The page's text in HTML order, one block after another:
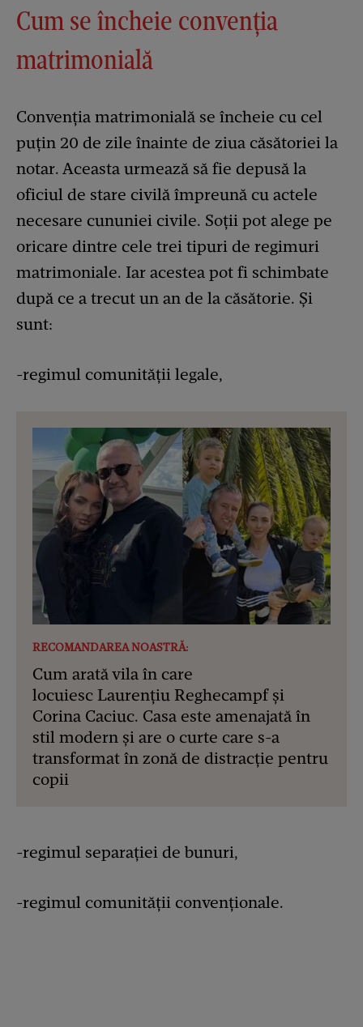
Cum se încheie convenția
matrimonială
Convenția matrimonială se încheie cu cel
puțin 20 de zile înainte de ziua căsătoriei la
notar. Aceasta urmează să fie depusă la
oficiul de stare civilă împreună cu actele
necesare cununiei civile. Soții pot alege pe
oricare dintre cele trei tipuri de regimuri
matrimoniale. Iar acestea pot fi schimbate
după ce a trecut un an de la căsătorie. Și
sunt:
-regimul comunității legale,
RECOMANDAREA NOASTRĂ:
Cum arată vila în care
locuiesc Laurențiu Reghecampf și
Corina Caciuc. Casa este amenajată în
stil modern și are o curte care s-a
transformat în zonă de distracție pentru
copii
-regimul separației de bunuri,
-regimul comunității convenționale.